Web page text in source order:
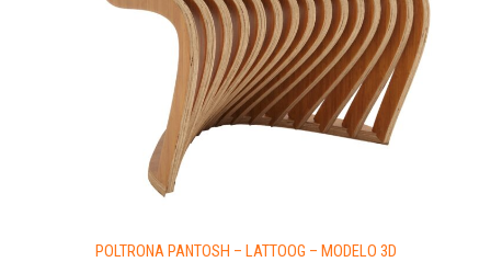
POLTRONA PANTOSH – LATTOOG – MODELO 3D